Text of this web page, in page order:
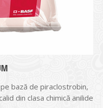
bază de piraclostrobin,
din clasa chimică anilide